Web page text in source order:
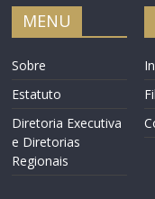
MENU
Sobre
Estatuto
Diretoria Executiva
e Diretorias
Regionais